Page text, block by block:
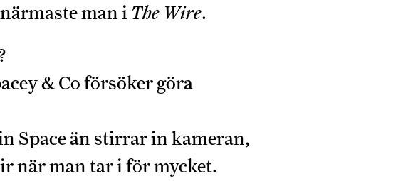
man i The Wire.
& Co försöker göra
Space än stirrar in kameran,
när man tar i för mycket.